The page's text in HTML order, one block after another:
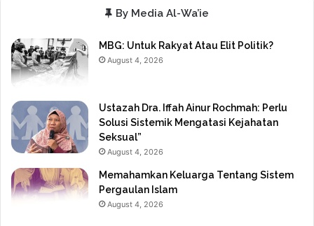
By Media Al-Wa’ie
MBG: Untuk Rakyat Atau Elit Politik?
August 4, 2026
Ustazah Dra. Iffah Ainur Rochmah: Perlu
Solusi Sistemik Mengatasi Kejahatan
Seksual”
August 4, 2026
Memahamkan Keluarga Tentang Sistem
Pergaulan Islam
August 4, 2026